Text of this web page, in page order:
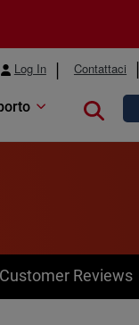
Log In Contattaci
Customer Reviews